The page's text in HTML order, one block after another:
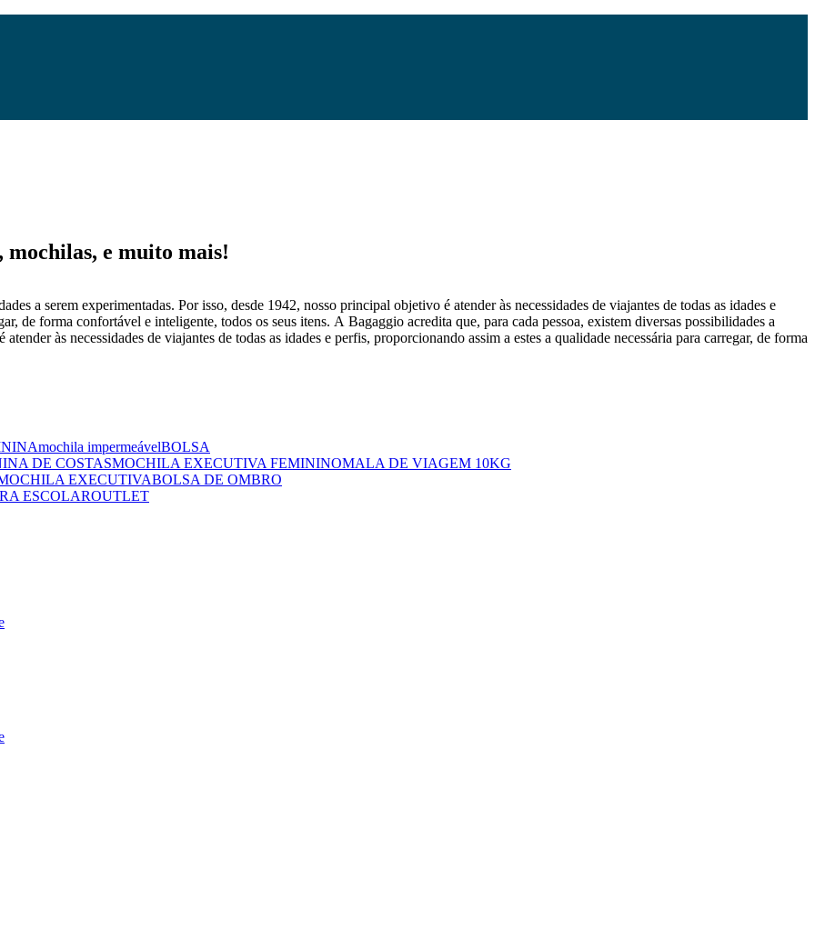
e muito mais!
a serem experimentadas. Por isso, desde 1942, nosso principal objetivo é atender às necessidades de viajantes de todas as idades e
de forma confortável e inteligente, todos os seus itens. A Bagaggio acredita que, para cada pessoa, existem diversas possibilidades a
às necessidades de viajantes de todas as idades e perfis, proporcionando assim a estes a qualidade necessária para carregar, de forma
mochila impermeávelBOLSA
DE COSTASMOCHILA EXECUTIVA FEMININOMALA DE VIAGEM 10KG
EXECUTIVABOLSA DE OMBRO
ESCOLAROUTLET